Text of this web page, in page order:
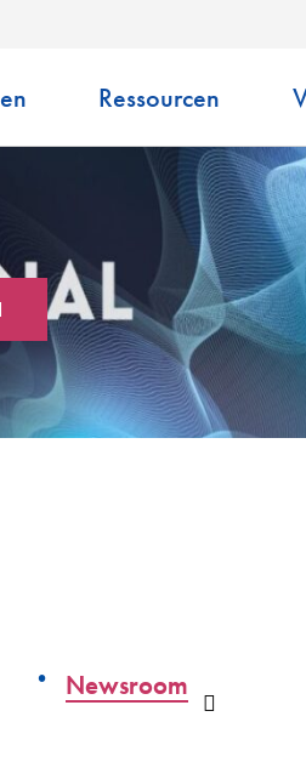
Podcast
Ressourcen
Newsroom